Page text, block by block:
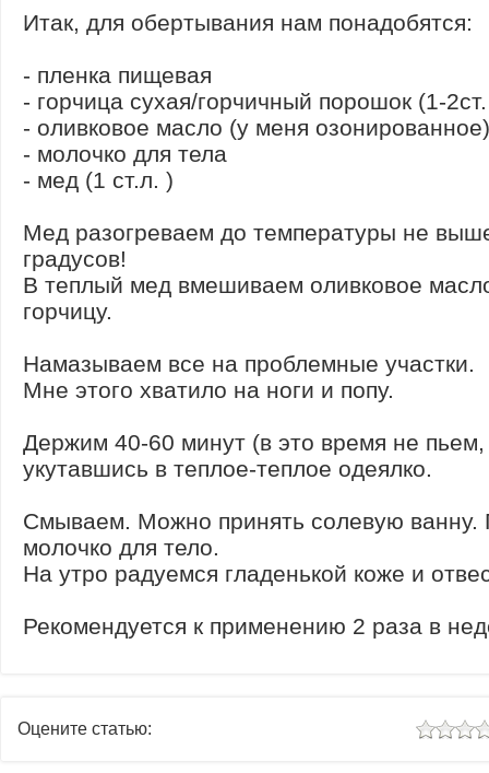
Итак, для обертывания нам понадобятся:
- пленка пищевая
- горчица сухая/горчичный порошок (1-
- оливковое масло (у меня
- молочко для тела
- мед (1 ст.л. )
Мед разогреваем до температуры не
градусов!
В теплый мед вмешиваем оливковое
горчицу.
Намазываем все на проблемные участки.
Мне этого хватило на ноги и попу.
Держим 40-60 минут (в это время не
укутавшись в теплое-теплое одеялко.
Смываем. Можно принять солевую ванну.
молочко для тело.
На утро радуемся гладенькой коже и
Рекомендуется к применению 2 раза в
Оцените статью: